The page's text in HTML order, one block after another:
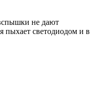
не дают
светодиодом и в